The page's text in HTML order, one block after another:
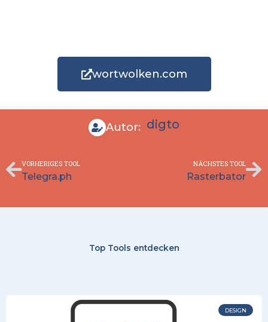
wortwolken.com
Autor: digto
VORHERIGES TOOL
Telegra.ph
NÄCHSTES TOOL
Rasterbator
Top Tools entdecken
DESIGN